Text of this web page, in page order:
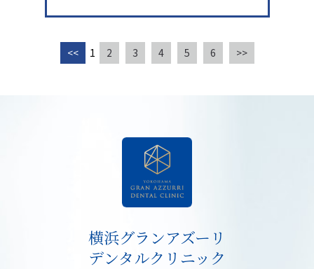
<< 1 2 3 4 5 6 >>
横浜グランアズーリ
デンタルクリニック